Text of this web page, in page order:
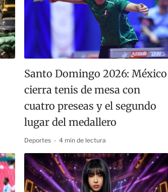
Santo Domingo 2026: México
cierra tenis de mesa con
cuatro preseas y el segundo
lugar del medallero
Deportes 4 min de lectura